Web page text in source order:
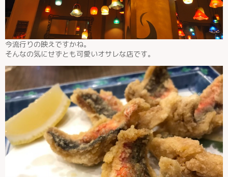
今流行りの映えですかね。
そんなの気にせずとも可愛いオサレな店です。